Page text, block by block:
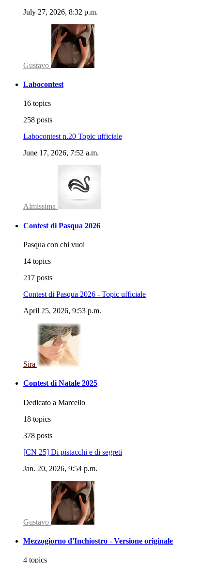
July 27, 2026, 8:32 p.m.
Gustavo
Labocontest
16 topics
258 posts
Labocontest n.20 Topic ufficiale
June 17, 2026, 7:52 a.m.
Almissima
Contest di Pasqua 2026
Pasqua con chi vuoi
14 topics
217 posts
Contest di Pasqua 2026 - Topic ufficiale
April 25, 2026, 9:53 p.m.
Sira
Contest di Natale 2025
Dedicato a Marcello
18 topics
378 posts
[CN 25] Di pistacchi e di segreti
Jan. 20, 2026, 9:54 p.m.
Gustavo
Mezzogiorno d'Inchiostro - Versione originale
4 topics